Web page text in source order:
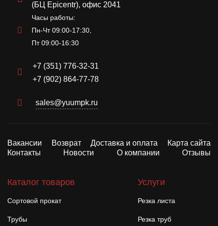
(БЦ Epicentr), офис 2041
Часы работы:
Пн-Чт 09:00-17:30,
Пт 09:00-16:30
+7 (351) 776-32-31
+7 (902) 864-77-78
sales@yuumpk.ru
Вакансии Возврат Доставка и оплата
Карта сайта
Контакты
Новости О компании Отзывы
Каталог товаров
Сортовой прокат
Трубы
Услуги
Резка листа
Резка труб